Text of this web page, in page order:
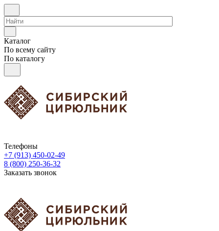
Каталог
По всему сайту
По каталогу
Телефоны
+7 (913) 450-02-49
8 (800) 250-36-32
Заказать звонок